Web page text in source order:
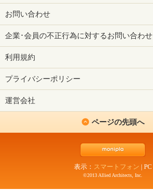
お問い合わせ
企業･会員の不正行為に対するお問い合わせ
利用規約
プライバシーポリシー
運営会社
ページの先頭へ
表示： スマートフォン | PC
©2013 Allied Architects, Inc.